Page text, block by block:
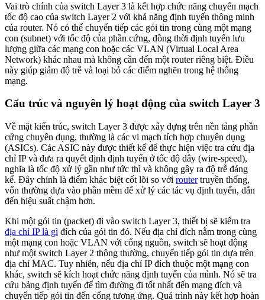
Vai trò chính của switch Layer 3 là kết hợp chức năng chuyển mạch
tốc độ cao của switch Layer 2 với khả năng định tuyến thông minh
của router. Nó có thể chuyển tiếp các gói tin trong cùng một mạng
con (subnet) với tốc độ của phần cứng, đồng thời định tuyến lưu
lượng giữa các mạng con hoặc các VLAN (Virtual Local Area
Network) khác nhau mà không cần đến một router riêng biệt. Điều
này giúp giảm độ trễ và loại bỏ các điểm nghẽn trong hệ thống
mạng.
Cấu trúc và nguyên lý hoạt động của switch Layer 3
Về mặt kiến trúc, switch Layer 3 được xây dựng trên nền tảng phần
cứng chuyên dụng, thường là các vi mạch tích hợp chuyên dụng
(ASICs). Các ASIC này được thiết kế để thực hiện việc tra cứu địa
chỉ IP và đưa ra quyết định định tuyến ở tốc độ dây (wire-speed),
nghĩa là tốc độ xử lý gần như tức thì và không gây ra độ trễ đáng
kể. Đây chính là điểm khác biệt cốt lõi so với routertruyền thống,
vốn thường dựa vào phần mềm để xử lý các tác vụ định tuyến, dẫn
đến hiệu suất chậm hơn.
Khi một gói tin (packet) đi vào switch Layer 3, thiết bị sẽ kiểm tra
địa chỉ IP là gì đích của gói tin đó. Nếu địa chỉ đích nằm trong cùng
một mạng con hoặc VLAN với cổng nguồn, switch sẽ hoạt động
như một switch Layer 2 thông thường, chuyển tiếp gói tin dựa trên
địa chỉ MAC. Tuy nhiên, nếu địa chỉ IP đích thuộc một mạng con
khác, switch sẽ kích hoạt chức năng định tuyến của mình. Nó sẽ tra
cứu bảng định tuyến để tìm đường đi tốt nhất đến mạng đích và
chuyển tiếp gói tin đến cổng tương ứng. Quá trình này kết hợp hoàn